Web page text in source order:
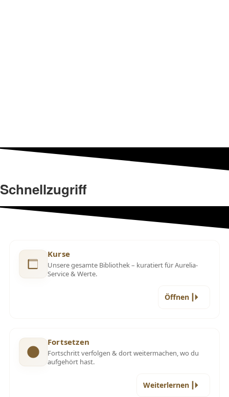
Schnellzugriff
Kurse
Unsere gesamte Bibliothek – kuratiert für Aurelia-
Service & Werte.
Öffnen
Fortsetzen
Fortschritt verfolgen & dort weitermachen, wo du
aufgehört hast.
Weiterlernen